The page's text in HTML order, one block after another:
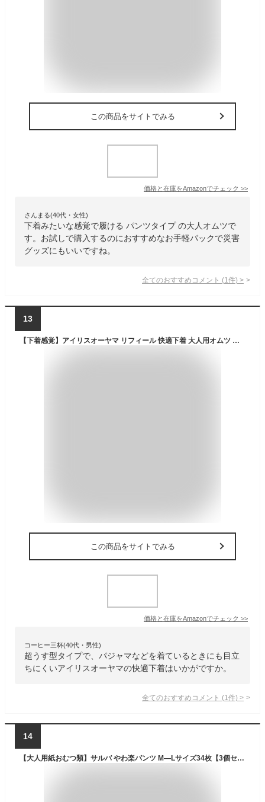
この商品をサイトでみる
価格と在庫をAmazonでチェック >>
さんまる(40代・女性)
下着みたいな感覚で履ける パンツタイプ の大人オムツで
す。お試しで購入するのにおすすめなお手軽パックで災害
グッズにもいいですね。
全てのおすすめコメント (1 件) >
13
【下着感覚】アイリスオーヤマ リフィール 快適下着 大人用オムツ 超うす型 一人で歩ける 紙パンツ Lサイズ 2回分吸収 大容量 32枚入
この商品をサイトでみる
価格と在庫をAmazonでチェック >>
コーヒー三杯(40代・男性)
超うす型タイプで、パジャマなどを着ているときにも目立
ちにくいアイリスオーヤマの快適下着はいかがですか。
全てのおすすめコメント (1 件) >
14
【大人用紙おむつ類】サルバ やわ楽パンツ M—Lサイズ34枚【3個セット】